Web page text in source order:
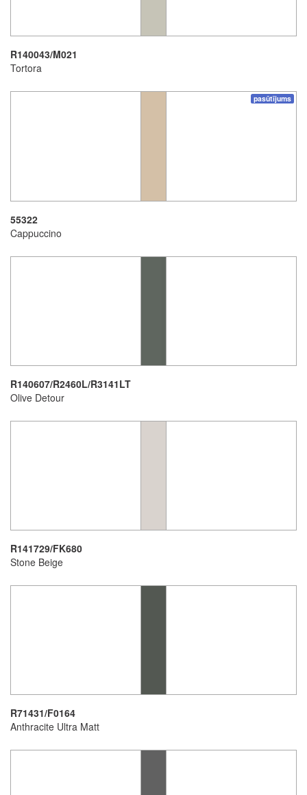
R140043/M021
Tortora
pasūtījums
55322
Cappuccino
R140607/R2460L/R3141LT
Olive Detour
R141729/FK680
Stone Beige
R71431/F0164
Anthracite Ultra Matt